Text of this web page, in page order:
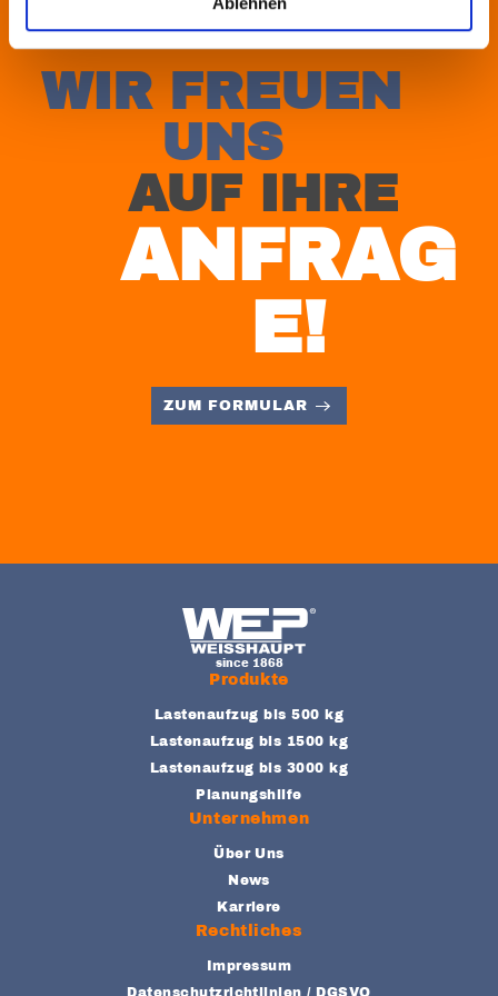
WIR FREUEN
UNS
AUF IHRE
ANFRAG
E!
ZUM FORMULAR
FOOTER-NAVIGATION
Produkte
Lastenaufzug bis 500 kg
Lastenaufzug bis 1500 kg
Lastenaufzug bis 3000 kg
Planungshilfe
Unternehmen
Über Uns
News
Karriere
Rechtliches
Impressum
Datenschutzrichtlinien / DGSVO